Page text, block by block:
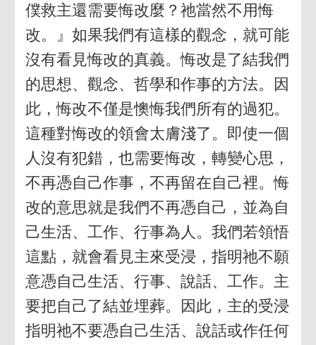
僕救主還需要悔改麼？祂當然不用悔
改。』如果我們有這樣的觀念，就可能
沒有看見悔改的真義。悔改是了結我們
的思想、觀念、哲學和作事的方法。因
此，悔改不僅是懊悔我們所有的過犯。
這種對悔改的領會太膚淺了。即使一個
人沒有犯錯，也需要悔改，轉變心思，
不再憑自己作事，不再留在自己裡。悔
改的意思就是我們不再憑自己，並為自
己生活、工作、行事為人。我們若領悟
這點，就會看見主來受浸，指明祂不願
意憑自己生活、行事、說話、工作。主
要把自己了結並埋葬。因此，主的受浸
指明祂不要憑自己生活、說話或作任何